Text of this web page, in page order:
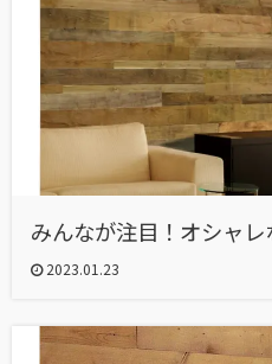
みんなが注目！オシャ
2023.01.23